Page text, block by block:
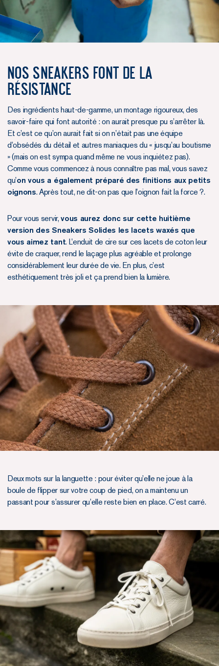
NOS SNEAKERS FONT DE LA
RÉSISTANCE
Des ingrédients haut-de-gamme, un montage rigoureux, des
savoir-faire qui font autorité : on aurait presque pu s’arrêter là.
Et c’est ce qu’on aurait fait si on n’était pas une équipe
d’obsédés du détail et autres maniaques du « jusqu’au boutisme
» (mais on est sympa quand même ne vous inquiétez pas).
Comme vous commencez à nous connaître pas mal, vous savez
qu’on vous a également préparé des finitions aux petits
oignons. Après tout, ne dit-on pas que l’oignon fait la force ?.
Pour vous servir,vous aurez donc sur cette huitième
version des Sneakers Solides les lacets waxés que
vous aimez tant. L’enduit de cire sur ces lacets de coton leur
évite de craquer, rend le laçage plus agréable et prolonge
considérablement leur durée de vie. En plus, c’est
esthétiquement très joli et ça prend bien la lumière.
Deux mots sur la languette : pour éviter qu’elle ne joue à la
boule de flipper sur votre coup de pied, on a maintenu un
passant pour s’assurer qu’elle reste bien en place. C’est carré.